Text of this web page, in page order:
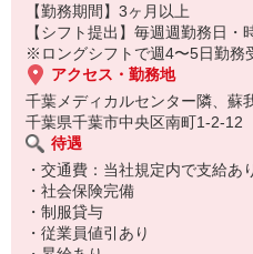
【勤務期間】3ヶ月以上
【シフト提出】毎週週勤務日・
※ロングシフトで週4〜5日勤務
アクセス・勤務地
千葉メディカルセンター隣、蘇
千葉県千葉市中央区南町1-2-12
待遇
・交通費：当社規定内で支給あ
・社会保険完備
・制服貸与
・従業員値引あり